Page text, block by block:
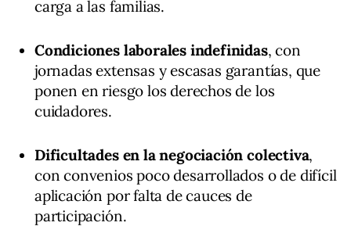
carga a las familias.
Condiciones laborales indefinidas, con
jornadas extensas y escasas garantías, que
ponen en riesgo los derechos de los
cuidadores.
Dificultades en la negociación colectiva,
con convenios poco desarrollados o de difícil
aplicación por falta de cauces de
participación.